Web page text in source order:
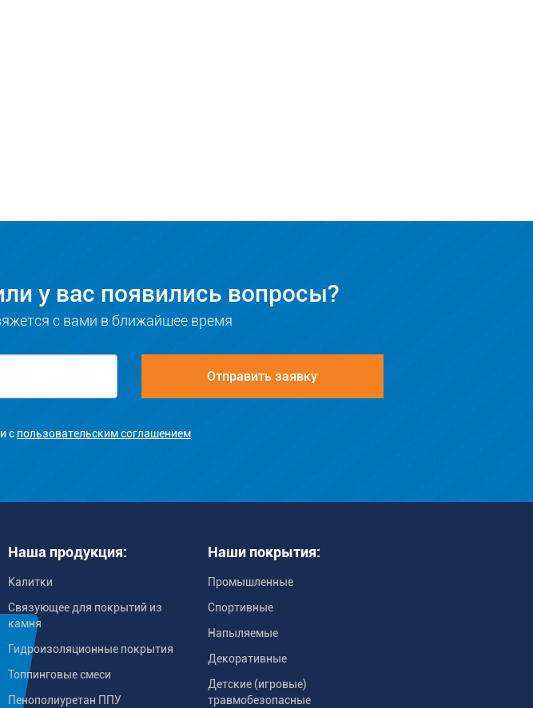
у вас появились вопросы?
с вами в ближайшее время
с пользовательским соглашением
Наша продукция:
Калитки
Связующее для покрытий из
камня
Гидроизоляционные покрытия
Топпинговые смеси
Пенополиуретан ППУ
Наши покрытия:
Промышленные
Спортивные
Напыляемые
Декоративные
Детские (игровые)
травмобезопасные